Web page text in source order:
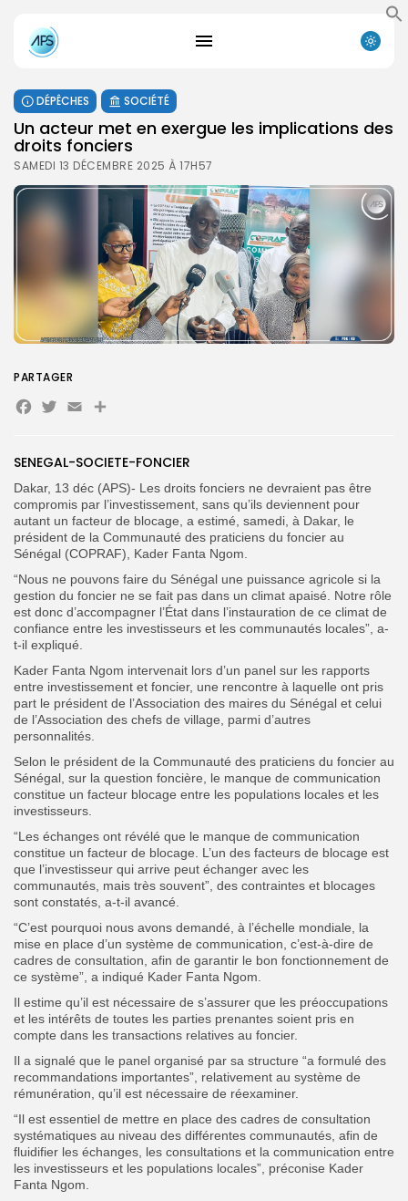
Search
for:
Search
Button
FR
DÉPÊCHES SOCIÉTÉ
Un acteur met en exergue les implications des
droits fonciers
SAMEDI 13 DÉCEMBRE 2025 À 17H57
SENEGAL-SOCIETE-FONCIER
Dakar, 13 déc (APS)- Les droits fonciers ne devraient pas être
compromis par l’investissement, sans qu’ils deviennent pour
autant un facteur de blocage, a estimé, samedi, à Dakar, le
président de la Communauté des praticiens du foncier au
Sénégal (COPRAF), Kader Fanta Ngom.
“Nous ne pouvons faire du Sénégal une puissance agricole si la
gestion du foncier ne se fait pas dans un climat apaisé. Notre rôle
est donc d’accompagner l’État dans l’instauration de ce climat de
confiance entre les investisseurs et les communautés locales”, a-
t-il expliqué.
Kader Fanta Ngom intervenait lors d’un panel sur les rapports
entre investissement et foncier, une rencontre à laquelle ont pris
part le président de l’Association des maires du Sénégal et celui
de l’Association des chefs de village, parmi d’autres
personnalités.
Selon le président de la Communauté des praticiens du foncier au
Sénégal, sur la question foncière, le manque de communication
constitue un facteur blocage entre les populations locales et les
investisseurs.
“Les échanges ont révélé que le manque de communication
constitue un facteur de blocage. L’un des facteurs de blocage est
que l’investisseur qui arrive peut échanger avec les
communautés, mais très souvent”, des contraintes et blocages
sont constatés, a-t-il avancé.
“C’est pourquoi nous avons demandé, à l’échelle mondiale, la
mise en place d’un système de communication, c’est-à-dire de
cadres de consultation, afin de garantir le bon fonctionnement de
ce système”, a indiqué Kader Fanta Ngom.
Il estime qu’il est nécessaire de s’assurer que les préoccupations
et les intérêts de toutes les parties prenantes soient pris en
compte dans les transactions relatives au foncier.
Il a signalé que le panel organisé par sa structure “a formulé des
recommandations importantes”, relativement au système de
rémunération, qu’il est nécessaire de réexaminer.
“Il est essentiel de mettre en place des cadres de consultation
systématiques au niveau des différentes communautés, afin de
fluidifier les échanges, les consultations et la communication entre
les investisseurs et les populations locales”, préconise Kader
Fanta Ngom.
PARTAGER
Facebook
Twitter
EmailPartager